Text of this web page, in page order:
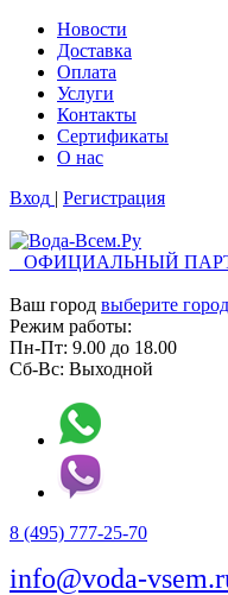
Новости
Доставка
Оплата
Услуги
Контакты
Cертификаты
О нас
Вход | Регистрация
ОФИЦИАЛЬНЫЙ
Ваш город выберите город
Режим работы:
Пн-Пт: 9.00 до 18.00
Сб-Вс: Выходной
8 (495) 777-25-70
info@voda-